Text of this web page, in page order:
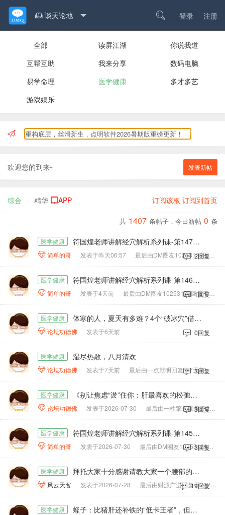
 谈天论地  登录 注册
全部 读屏江湖
你说我道
互帮互助
我来分享
数码电脑
易学命理
医学健康
多才多艺
游戏娱乐
重构底层，丝滑新生，点明软件2026暑期版重磅更新！
欢迎您的到来~ 发表新帖
综合 精华 APP 订阅该板 订阅到首页
共 1407 条帖子 ，今日新帖 0 条
医学健康 符国煌老师讲解经穴解析系列课-第147课、奇穴之扭伤、腰痛、落枕
简单的哥 发表于昨天06:57 最后由DM圈友10253139回复于2小时前
2回复
医学健康 符国煌老师讲解经穴解析系列课-第146课、奇穴之八邪、四缝、十宣
简单的哥 发表于4天前 最后由DM圈友10253139回复于3天前
1回复
医学健康 体寒的人，夏天有多难？4个“破冰穴”借三伏天把寒气排干净！
论坛功德佛 发表于6天前 0回复
医学健康 湿尽热散，八月清欢
论坛功德佛 发表于7天前 最后由一点就明回复于7天前
3回复
医学健康 《别让焦虑“淤”住你：肝最喜欢的松弛感，藏在3个日常小动作里》
论坛功德佛 发表于2026-07-30 最后由一柱擎天回复于2026-07-30
3回复
医学健康 符国煌老师讲解经穴解析系列课-第145课、奇穴之夹脊、消渴、腰眼
简单的哥 发表于2026-07-30 最后由DM圈友10253139回复于7天前
3回复
医学健康 拜托大家十分感谢请教大家一个腰部的问题。
 风云天客 发表于2026-07-28 最后由财源广进回复于2026-07-29
19回复
医学健康 蛏子：比猪肝还补铁的“低卡王者”，但这三点不吃亏大了